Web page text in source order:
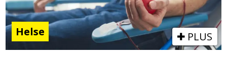
Helse PLUS